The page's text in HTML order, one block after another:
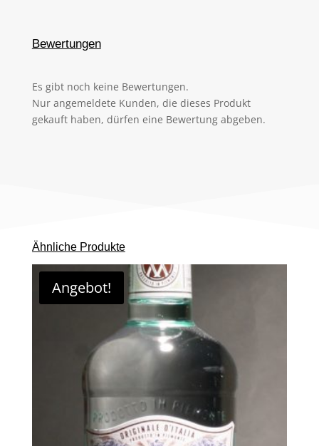
Bewertungen
Es gibt noch keine Bewertungen.
Nur angemeldete Kunden, die dieses Produkt
gekauft haben, dürfen eine Bewertung abgeben.
Ähnliche Produkte
Angebot!